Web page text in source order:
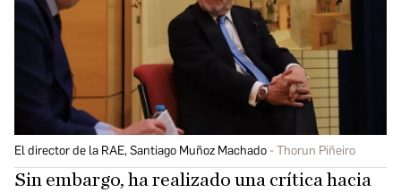
El director de la RAE, Santiago Muñoz Machado Thorun Piñeiro
Sin embargo, ha realizado una crítica hacia